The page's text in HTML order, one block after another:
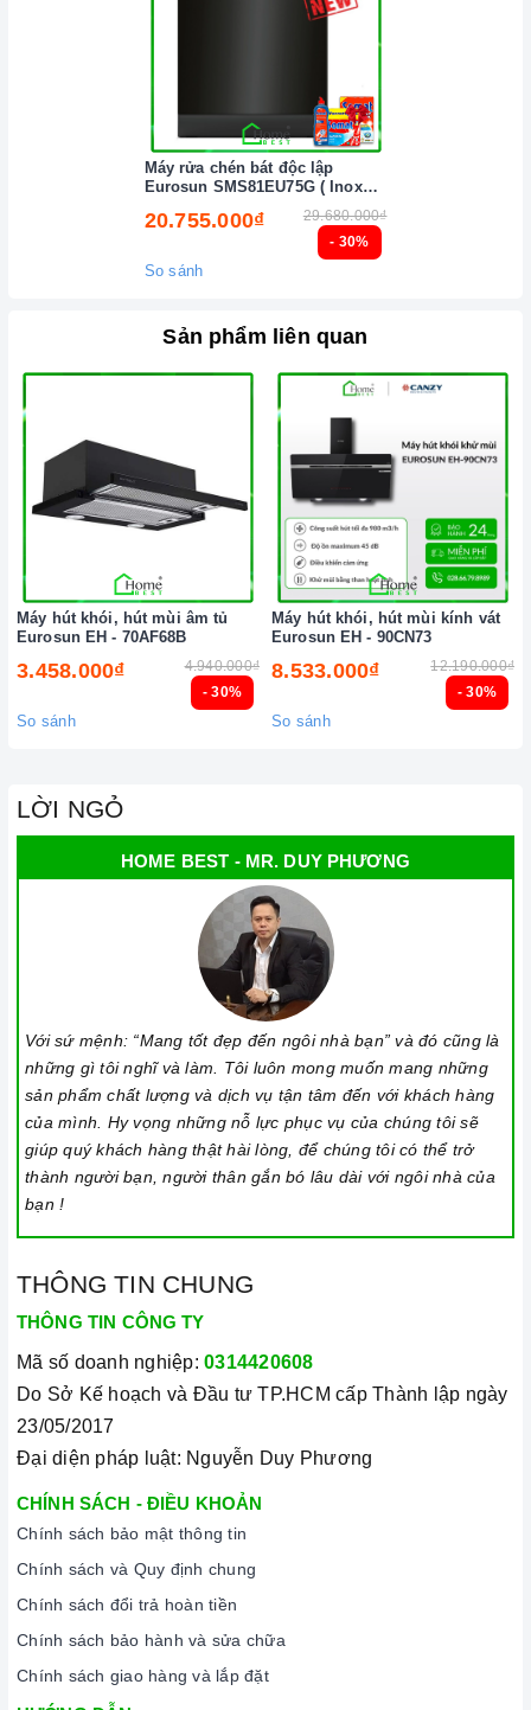
- 30%
Máy rửa chén bát độc lập
Eurosun SMS81EU75G ( Inox
20.755.000₫ 29.680.000₫
So sánh
Sản phẩm liên quan
- 30%
Máy hút khói, hút mùi âm tủ
Eurosun EH - 70AF68B
3.458.000₫ 4.940.000₫
So sánh
- 30%
Máy hút khói, hút mùi kính vát
Eurosun EH - 90CN73
8.533.000₫ 12.190.000₫
So sánh
LỜI NGỎ
HOME BEST - MR. DUY PHƯƠNG
Với sứ mệnh: “Mang tốt đẹp đến ngôi nhà bạn” và đó cũng là
những gì tôi nghĩ và làm. Tôi luôn mong muốn mang những
sản phẩm chất lượng và dịch vụ tận tâm đến với khách hàng
của mình. Hy vọng những nỗ lực phục vụ của chúng tôi sẽ
giúp quý khách hàng thật hài lòng, để chúng tôi có thể trở
thành người bạn, người thân gắn bó lâu dài với ngôi nhà của
bạn !
THÔNG TIN CHUNG
THÔNG TIN CÔNG TY
Mã số doanh nghiệp: 0314420608
Do Sở Kế hoạch và Đầu tư TP.HCM cấp Thành lập ngày
23/05/2017
Đại diện pháp luật: Nguyễn Duy Phương
CHÍNH SÁCH - ĐIỀU KHOẢN
Chính sách bảo mật thông tin
Chính sách và Quy định chung
Chính sách đổi trả hoàn tiền
Chính sách bảo hành và sửa chữa
Chính sách giao hàng và lắp đặt